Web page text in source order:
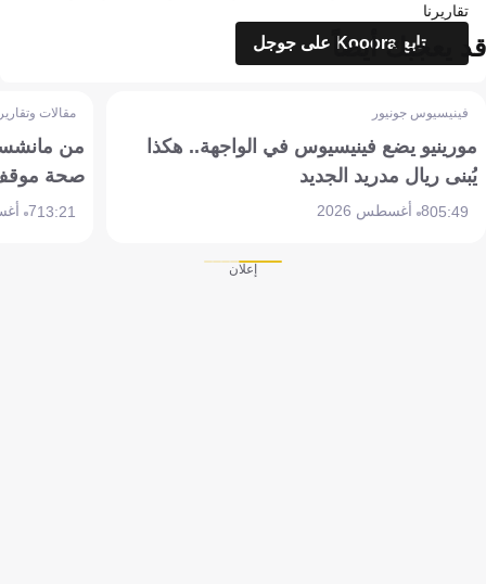
تقاريرنا
تابع Kooora على جوجل
قد يعجبك أيضاً
فينيسيوس جونيور
مورينيو يضع فينيسيوس في الواجهة.. هكذا
يُبنى ريال مدريد الجديد
05:498 أغسطس 2026
مقالات
من
صحة موقف
13:217 أغسطس 2026
إعلان